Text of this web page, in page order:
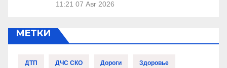
11:21 07 Авг 2026
МЕТКИ
ДТП ДЧС СКО Дороги Здоровье